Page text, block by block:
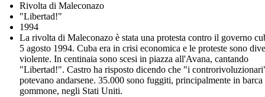
Rivolta di Maleconazo
"Libertad!"
1994
La rivolta di Maleconazo è stata una protesta contro il governo
5 agosto 1994. Cuba era in crisi economica e le proteste sono
violente. In centinaia sono scesi in piazza all'Avana, cantando
"Libertad!". Castro ha risposto dicendo che "i
potevano andarsene. 35.000 sono fuggiti, principalmente in barca
gommone, negli Stati Uniti.